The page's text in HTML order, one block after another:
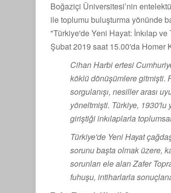
Boğaziçi Üniversitesi’nin
ile toplumu buluşturma yönünde
"Türkiye'de Yeni Hayat: İnkılap ve
Şubat 2019 saat 15.00'da Homer
Cihan Harbi ertesi
köklü dönüşümlere gitmişti.
sorgulanışı, nesiller arası
yöneltmişti. Türkiye, 1930'lu
giriştiği inkılaplarla
Türkiye'de Yeni Hayat
sorunu başta olmak üzere,
sorunları ele alan Zafer
fuhuşu, intiharlarla